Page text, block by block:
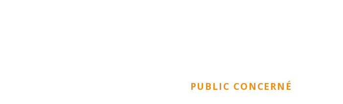
PUBLIC CONCERNÉ